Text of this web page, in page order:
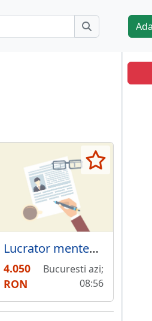
Lucrator mentenanta depozit (Joita)
4.050
RON
Bucuresti azi;
08:56